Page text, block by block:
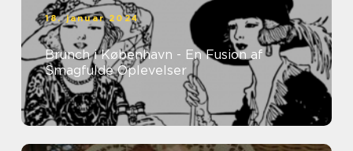
18. januar 2024
Brunch i København - En Fusion af
Smagfulde Oplevelser